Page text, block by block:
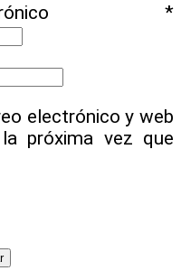
*
electrónico y web
próxima vez que